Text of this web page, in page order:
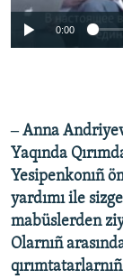
0:00
‒ Anna
Yaqında
Yesipenkonıñ
yardımı ile
mabüslerden
Olarnıñ